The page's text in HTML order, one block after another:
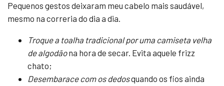
Pequenos gestos deixaram meu cabelo mais saudável,
mesmo na correria do dia a dia.
Troque a toalha tradicional por uma camiseta velha
de algodãona hora de secar. Evita aquele frizz
chato;
Desembarace com os dedosquando os fios ainda